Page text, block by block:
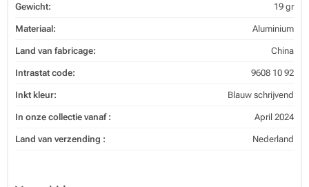
Gewicht: 19 gr
Materiaal: Aluminium
Land van fabricage: China
Intrastat code: 9608 10 92
Inkt kleur: Blauw schrijvend
In onze collectie vanaf : April 2024
Land van verzending : Nederland